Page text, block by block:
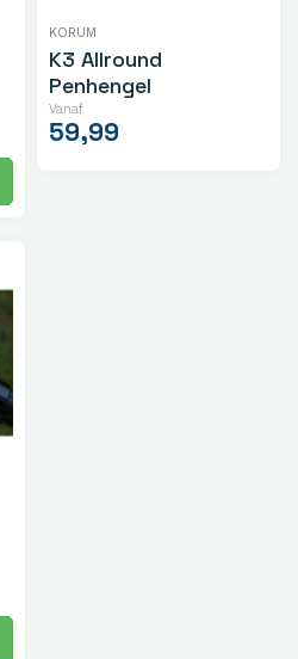
KORUM
K3 Allround
Penhengel
Vanaf
59,99